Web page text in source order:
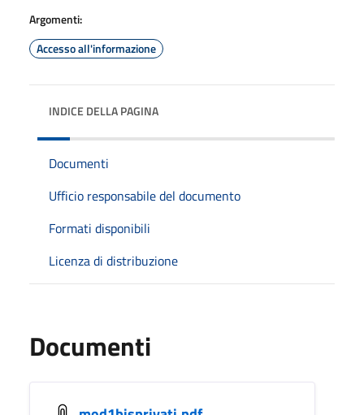
Argomenti:
Accesso all'informazione
INDICE DELLA PAGINA
Documenti
Ufficio responsabile del documento
Formati disponibili
Licenza di distribuzione
Documenti